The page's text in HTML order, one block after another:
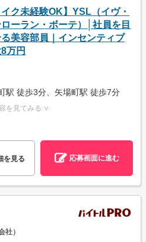
イク未経験OK】YSL（イヴ・
ーラン・ボーテ）│社員を目
美容部員｜インセンティブ
万円
駅 徒歩3分、矢場町駅 徒歩7分
を見てみる ∨
を見る 応募画面に進む
社）